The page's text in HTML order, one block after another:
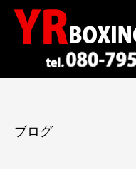
ブログ
コンセプト